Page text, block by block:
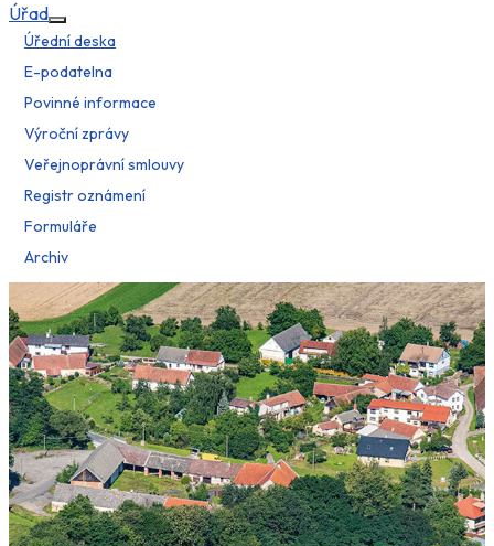
Úřad
Více o: Úřad
Úřední deska
E-podatelna
Povinné informace
Výroční zprávy
Veřejnoprávní smlouvy
Registr oznámení
Formuláře
Archiv